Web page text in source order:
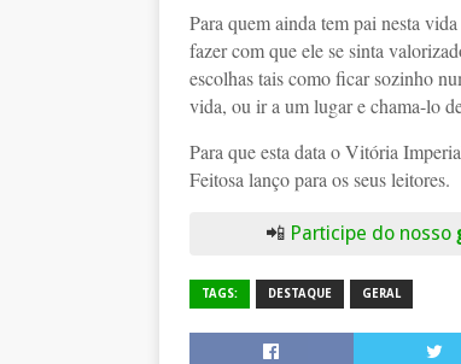
Para quem ainda tem pai nesta
fazer com que ele se sinta
escolhas tais como ficar sozinho
vida, ou ir a um lugar e chama-lo
Para que esta data o Vitória
Feitosa lanço para os seus leitores.
📲 Participe do nosso
TAGS: DESTAQUE GERAL